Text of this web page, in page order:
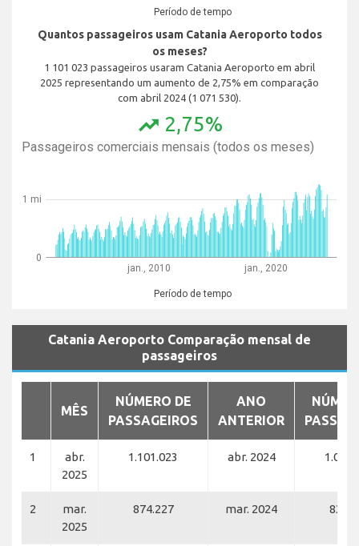
Período de tempo
Quantos passageiros usam Catania Aeroporto todos
os meses?
1 101 023 passageiros usaram Catania Aeroporto em abril
2025 representando um aumento de 2,75% em comparação
com abril 2024 (1 071 530).
trending_up 2,75%
Passageiros comerciais mensais (todos os meses)
jan., 2010 jan., 2020
Período de tempo
0
1 mi
Catania Aeroporto Comparação mensal de
passageiros
MÊS
NÚMERO DE
PASSAGEIROS
ANO
ANTERIOR
1
abr.
2025
1.101.023 abr. 2024
2
mar.
2025
874.227 mar. 2024